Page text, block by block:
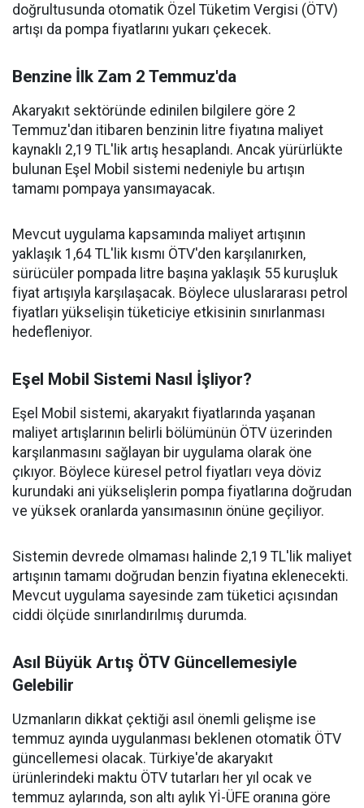
doğrultusunda otomatik Özel Tüketim Vergisi (ÖTV)
artışı da pompa fiyatlarını yukarı çekecek.
Benzine İlk Zam 2 Temmuz'da
Akaryakıt sektöründe edinilen bilgilere göre 2
Temmuz'dan itibaren benzinin litre fiyatına maliyet
kaynaklı 2,19 TL'lik artış hesaplandı. Ancak yürürlükte
bulunan Eşel Mobil sistemi nedeniyle bu artışın
tamamı pompaya yansımayacak.
Mevcut uygulama kapsamında maliyet artışının
yaklaşık 1,64 TL'lik kısmı ÖTV'den karşılanırken,
sürücüler pompada litre başına yaklaşık 55 kuruşluk
fiyat artışıyla karşılaşacak. Böylece uluslararası petrol
fiyatları yükselişin tüketiciye etkisinin sınırlanması
hedefleniyor.
Eşel Mobil Sistemi Nasıl İşliyor?
Eşel Mobil sistemi, akaryakıt fiyatlarında yaşanan
maliyet artışlarının belirli bölümünün ÖTV üzerinden
karşılanmasını sağlayan bir uygulama olarak öne
çıkıyor. Böylece küresel petrol fiyatları veya döviz
kurundaki ani yükselişlerin pompa fiyatlarına doğrudan
ve yüksek oranlarda yansımasının önüne geçiliyor.
Sistemin devrede olmaması halinde 2,19 TL'lik maliyet
artışının tamamı doğrudan benzin fiyatına eklenecekti.
Mevcut uygulama sayesinde zam tüketici açısından
ciddi ölçüde sınırlandırılmış durumda.
Asıl Büyük Artış ÖTV Güncellemesiyle
Gelebilir
Uzmanların dikkat çektiği asıl önemli gelişme ise
temmuz ayında uygulanması beklenen otomatik ÖTV
güncellemesi olacak. Türkiye'de akaryakıt
ürünlerindeki maktu ÖTV tutarları her yıl ocak ve
temmuz aylarında, son altı aylık Yİ-ÜFE oranına göre